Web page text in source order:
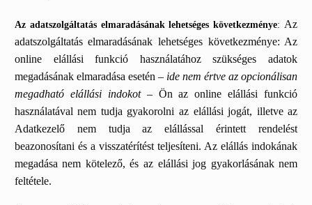
Az adatszolgáltatás elmaradásának lehetséges következménye: Az
adatszolgáltatás elmaradásának lehetséges következménye: Az
online elállási funkció használatához szükséges adatok
megadásának elmaradása esetén – ide nem értve az opcionálisan
megadható elállási indokot– Ön az online elállási funkció
használatával nem tudja gyakorolni az elállási jogát, illetve az
Adatkezelő nem tudja az elállással érintett rendelést
beazonosítani és a visszatérítést teljesíteni. Az elállás indokának
megadása nem kötelező, és az elállási jog gyakorlásának nem
feltétele.